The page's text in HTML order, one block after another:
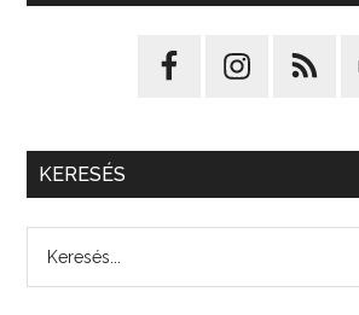
KERESÉS